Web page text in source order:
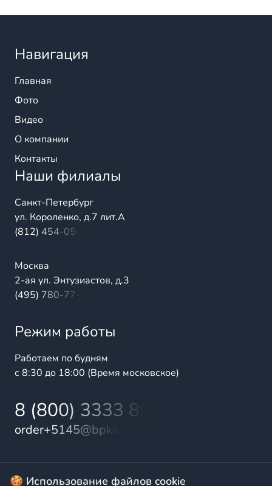
Навигация
Главная
Фото
Видео
О компании
Контакты
Наши филиалы
Санкт-Петербург
ул. Короленко, д.7 лит.А
(812) 454-05-54
Москва
2-ая ул. Энтузиастов, д.3
(495) 780-77-98
Режим работы
Работаем по будням
с 8:30 до 18:00 (Время московское)
8 (800) 3333 899
order+5145@bpks.ru
© 2025 БалтПромКомплект — комплексные поставки
🍪 Использование файлов cookie